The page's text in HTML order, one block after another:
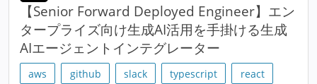
【Senior Forward Deployed Engineer】エン
タープライズ向け生成AI活用を手掛ける生成
AIエージェントインテグレーター
aws github slack typescript
react